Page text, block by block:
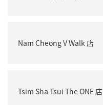
Nam Cheong V Walk 店
Tsim Sha Tsui The ONE 店